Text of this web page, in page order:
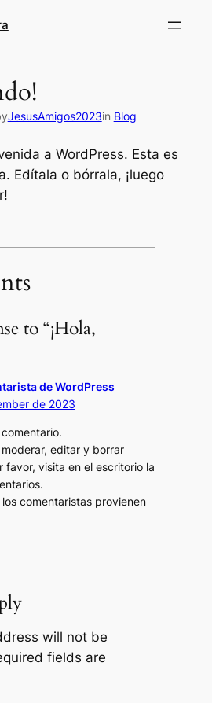
JesusAmigos2023in Blog
a WordPress. Esta es
Edítala o bórrala, ¡luego
to “¡Hola,
de WordPress
de 2023
editar y borrar
favor, visita en el escritorio la
comentaristas provienen
will not be
fields are